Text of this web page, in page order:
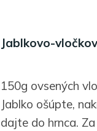
Jablkovo-
150g ovsených
Jablko ošúpte,
dajte do hrnca.